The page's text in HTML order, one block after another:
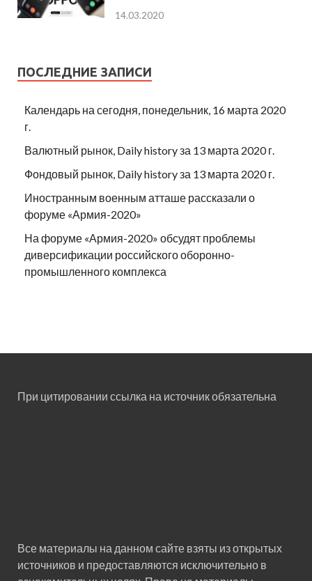
14.03.2020
ПОСЛЕДНИЕ ЗАПИСИ
Календарь на сегодня, понедельник, 16 марта 2020
г.
Валютный рынок, Daily history за 13 марта 2020 г.
Фондовый рынок, Daily history за 13 марта 2020 г.
Иностранным военным атташе рассказали о
форуме «Армия-2020»
На форуме «Армия-2020» обсудят проблемы
диверсификации российского оборонно-
промышленного комплекса
При цитировании ссылка на источник обязательна
Все материалы на данном сайте взяты из открытых
источников и предоставляются исключительно в